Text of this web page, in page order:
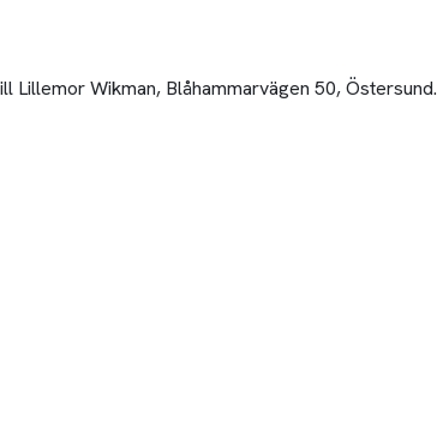
Wikman, Blåhammarvägen 50, Östersund.